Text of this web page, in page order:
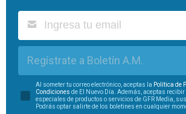
Regístrate a Boletín A.M.
Al someter tu correo electrónico, aceptas la Política de
Condiciones de El Nuevo Día. Además, aceptas
especiales de productos o servicios de GFR Media,
Podrás optar salirte de los boletines en cualquier